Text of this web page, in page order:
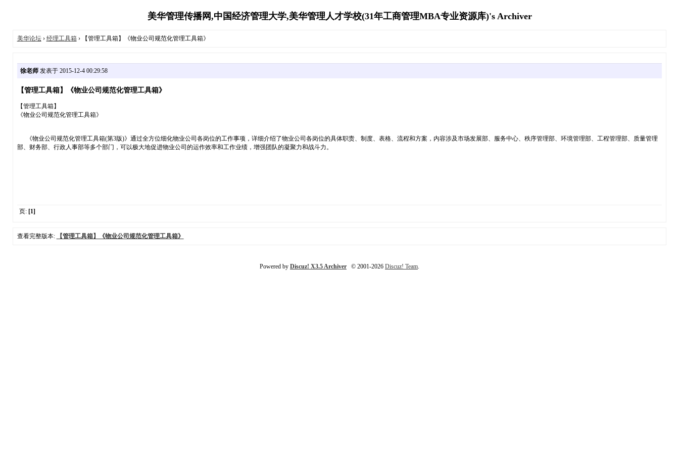
美华管理传播网,中国经济管理大学,美华管理人才学校(31年工商管理MBA专业资源库)'s Archiver
美华论坛› 经理工具箱 › 【管理工具箱】《物业公司规范化管理工具箱》
徐老师发表于 2015-12-4 00:29:58
【管理工具箱】《物业公司规范化管理工具箱》
【管理工具箱】
《物业公司规范化管理工具箱》
《物业公司规范化管理工具箱(第3版)》通过全方位细化物业公司各岗位的工作事项，详细介绍了物业公司各岗位的具体职责、制度、表格、流程和方案，内容涉及市场发展部、服务中心、秩序管理部、环境管理部、工程管理部、质量管理
部、财务部、行政人事部等多个部门，可以极大地促进物业公司的运作效率和工作业绩，增强团队的凝聚力和战斗力。
页: [1]
查看完整版本: 【管理工具箱】《物业公司规范化管理工具箱》
Powered by Discuz! X3.5 Archiver © 2001-2026 Discuz! Team.